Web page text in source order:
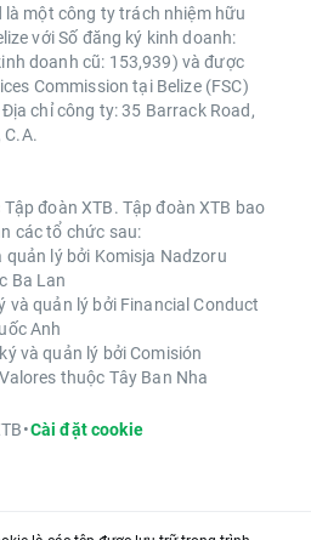
một công ty trách nhiệm hữu
với Số đăng ký kinh doanh:
doanh cũ: 153,939) và được
Commission tại Belize (FSC)
chỉ công ty: 35 Barrack Road,
C.A.
đoàn XTB. Tập đoàn XTB bao
các tổ chức sau:
quản lý bởi Komisja Nadzoru
Ba Lan
và quản lý bởi Financial Conduct
Anh
và quản lý bởi Comisión
thuộc Tây Ban Nha
•Cài đặt cookie